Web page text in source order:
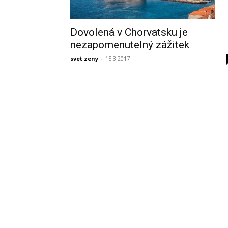
Dovolená v Chorvatsku je
nezapomenutelný zážitek
svet zeny - 15.3.2017